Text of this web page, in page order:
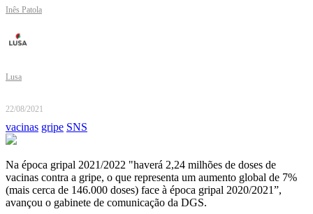
Inês Patola
Lusa
22/08/2021
vacinas gripe SNS
Na época gripal 2021/2022 "haverá 2,24 milhões de doses de
vacinas contra a gripe, o que representa um aumento global de 7%
(mais cerca de 146.000 doses) face à época gripal 2020/2021”,
avançou o gabinete de comunicação da DGS.